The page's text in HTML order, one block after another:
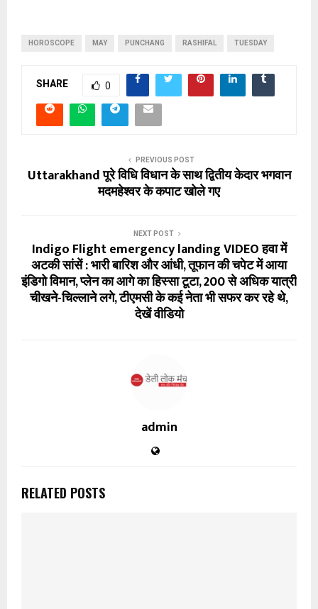
HOROSCOPE MAY PUNCHANG RASHIFAL TUESDAY
SHARE 0
PREVIOUS POST
Uttarakhand पूरे विधि विधान के साथ द्वितीय केदार भगवान
मदमहेश्वर के कपाट खोले गए
NEXT POST
Indigo Flight emergency landing VIDEO हवा में
अटकी सांसें : भारी बारिश और आंधी, तूफान की चपेट में आया
इंडिगो विमान, प्लेन का आगे का हिस्सा टूटा, 200 से अधिक यात्री
चीखने-चिल्लाने लगे, टीएमसी के कई नेता भी सफर कर रहे थे,
देखें वीडियो
admin
RELATED POSTS